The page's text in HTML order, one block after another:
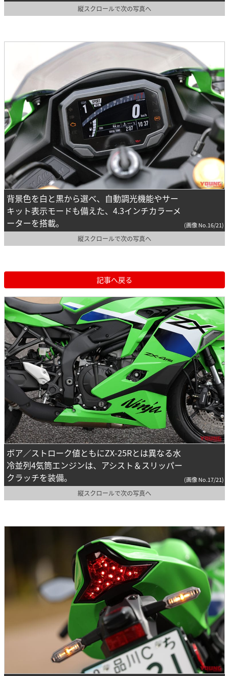
縦スクロールで次の写真へ
背景色を白と黒から選べ、自動調光機能やサー
キット表示モードも備えた、4.3インチカラーメ
ーターを搭載。
(画像 No.16/21)
縦スクロールで次の写真へ
記事へ戻る
ボア／ストローク値ともにZX-25Rとは異なる水
冷並列4気筒エンジンは、アシスト＆スリッパー
クラッチを装備。
(画像 No.17/21)
縦スクロールで次の写真へ